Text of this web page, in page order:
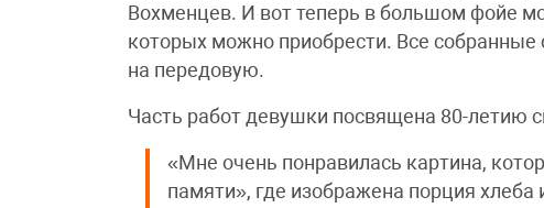
Вохменцев. И вот теперь в большом фойе
которых можно приобрести. Все
на передовую.
Часть работ девушки посвящена 80-летию
«Мне очень понравилась картина,
памяти», где изображена порция